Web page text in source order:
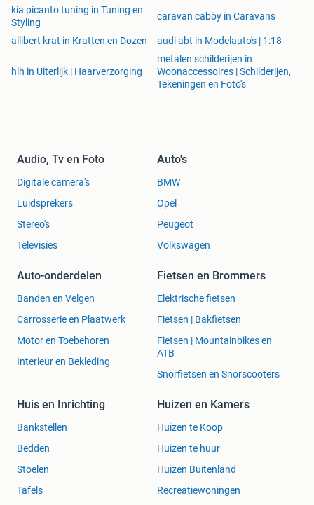
kia picanto tuning in Tuning en
Styling
caravan cabby in Caravans
allibert krat in Kratten en Dozen audi abt in Modelauto's | 1:18
hlh in Uiterlijk | Haarverzorging
metalen schilderijen in
Woonaccessoires | Schilderijen,
Tekeningen en Foto's
Audio, Tv en Foto
Digitale camera's
Luidsprekers
Stereo's
Televisies
Auto's
BMW
Opel
Peugeot
Volkswagen
Auto-onderdelen
Banden en Velgen
Carrosserie en Plaatwerk
Motor en Toebehoren
Interieur en Bekleding
Fietsen en Brommers
Elektrische fietsen
Fietsen | Bakfietsen
Fietsen | Mountainbikes en
ATB
Snorfietsen en Snorscooters
Huis en Inrichting
Bankstellen
Bedden
Stoelen
Tafels
Huizen en Kamers
Huizen te Koop
Huizen te huur
Huizen Buitenland
Recreatiewoningen